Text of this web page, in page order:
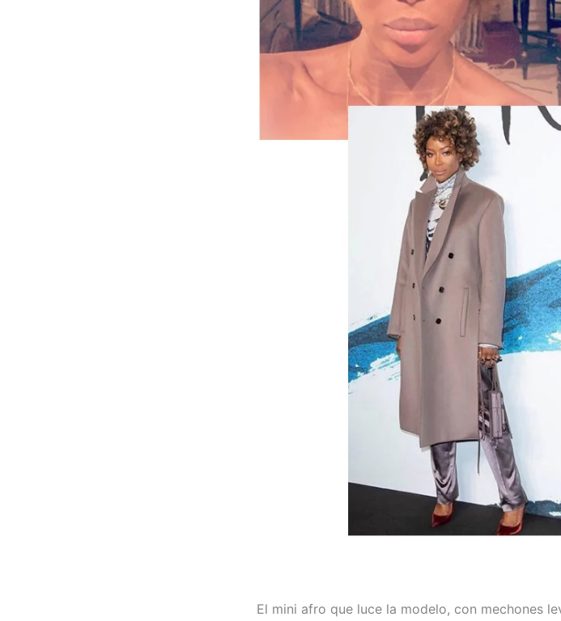
El mini afro que luce la modelo, con mechones